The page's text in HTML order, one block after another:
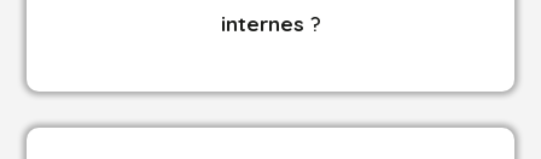
internes ?